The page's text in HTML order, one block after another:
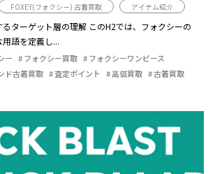
FOXEY(フォクシー) 古着買取 アイテム紹介
ターゲット層の理解 このH2では、フォクシーの
語を定義し...
ー フォクシー買取
フォクシーワンピース
ド古着買取 査定ポイント 高価買取
古着買取